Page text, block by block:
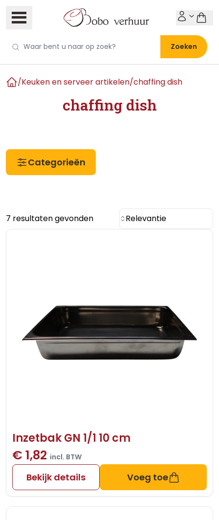
Zoeken
/Keuken en serveer artikelen/chaffing dish
chaffing dish
Categorieën
7 resultaten gevonden Relevantie
Inzetbak GN 1/1 10 cm
€ 1,82 incl. BTW
Bekijk details Voeg toe